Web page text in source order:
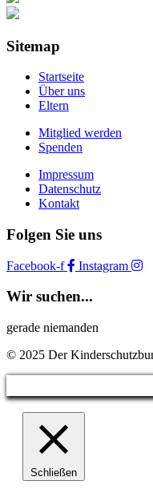
Sitemap
Startseite
Über uns
Eltern
Mitglied werden
Spenden
Impressum
Datenschutz
Kontakt
Folgen Sie uns
Facebook-f Instagram
Wir suchen...
gerade niemanden
© 2025 Der
Schließen